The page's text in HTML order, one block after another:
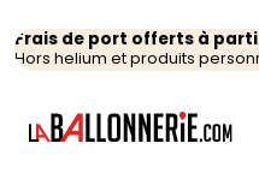
Frais de port offerts à
Hors helium et produits